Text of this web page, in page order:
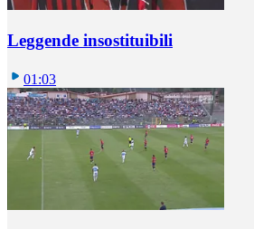
Leggende insostituibili
01:03